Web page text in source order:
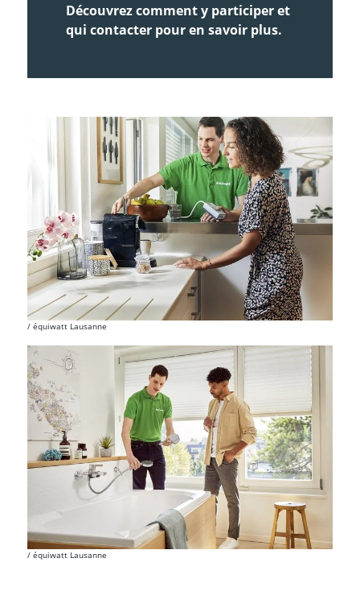
Découvrez comment y participer et
qui contacter pour en savoir plus.
équiwatt Lausanne
équiwatt Lausanne